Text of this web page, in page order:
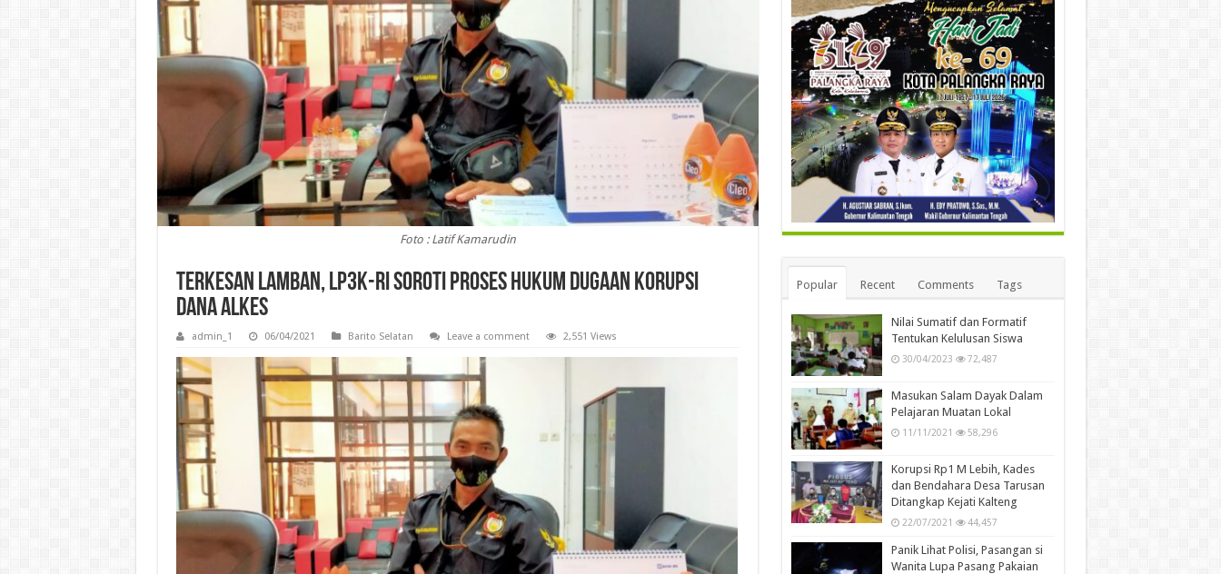
Foto : Latif Kamarudin
Terkesan Lamban, LP3K-RI Soroti Proses Hukum Dugaan Korupsi
Dana Alkes
admin_1 06/04/2021 Barito Selatan Leave a comment 2,551 Views
Popular Recent Comments Tags
Nilai Sumatif dan Formatif
Tentukan Kelulusan Siswa
30/04/2023 72,487
Masukan Salam Dayak Dalam
Pelajaran Muatan Lokal
11/11/2021 58,296
Korupsi Rp1 M Lebih, Kades
dan Bendahara Desa Tarusan
Ditangkap Kejati Kalteng
22/07/2021 44,457
Panik Lihat Polisi, Pasangan si
Wanita Lupa Pasang Pakaian